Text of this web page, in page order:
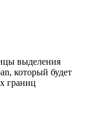
выделения
который будет
границ